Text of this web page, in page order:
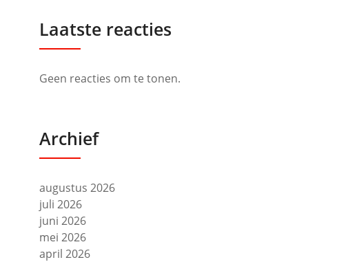
Laatste reacties
Geen reacties om te tonen.
Archief
augustus 2026
juli 2026
juni 2026
mei 2026
april 2026